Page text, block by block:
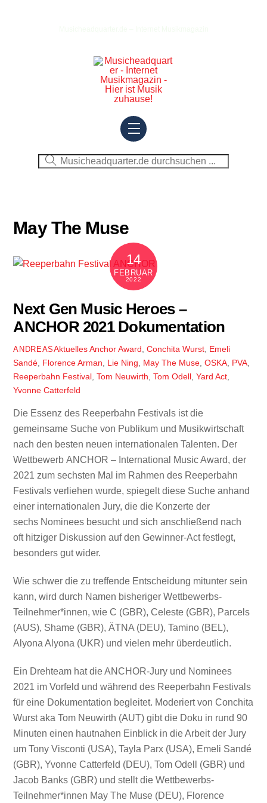
Menu
May The Muse
14
FEBRUAR
2022
Next Gen Music Heroes –
ANCHOR 2021 Dokumentation
ANDREASAktuellesAnchor Award Conchita Wurst, Emeli
Sandé Florence Arman Lie Ning May The Muse ,OSKA PVA
Reeperbahn Festival ,Tom Neuwirth ,Tom Odell ,Yard Act
Yvonne Catterfeld
Die Essenz des Reeperbahn Festivals ist die
gemeinsame Suche von Publikum und Musikwirtschaft
nach den besten neuen internationalen Talenten. Der
Wettbewerb ANCHOR – International Music Award, der
2021 zum sechsten Mal im Rahmen des Reeperbahn
Festivals verliehen wurde, spiegelt diese Suche anhand
einer internationalen Jury, die die Konzerte der
sechs Nominees besucht und sich anschließend nach
oft hitziger Diskussion auf den Gewinner-Act festlegt,
besonders gut wider.
Wie schwer die zu treffende Entscheidung mitunter sein
kann, wird durch Namen bisheriger Wettbewerbs-
Teilnehmer*innen, wie C (GBR), Celeste (GBR), Parcels
(AUS), Shame (GBR), ÄTNA (DEU), Tamino (BEL),
Alyona Alyona (UKR) und vielen mehr überdeutlich.
Ein Drehteam hat die ANCHOR-Jury und Nominees
2021 im Vorfeld und während des Reeperbahn Festivals
für eine Dokumentation begleitet. Moderiert von Conchita
Wurst aka Tom Neuwirth (AUT) gibt die Doku in rund 90
Minuten einen hautnahen Einblick in die Arbeit der Jury
um Tony Visconti (USA), Tayla Parx (USA), Emeli Sandé
(GBR), Yvonne Catterfeld (DEU), Tom Odell (GBR) und
Jacob Banks (GBR) und stellt die Wettbewerbs-
Teilnehmer*innen May The Muse (DEU), Florence